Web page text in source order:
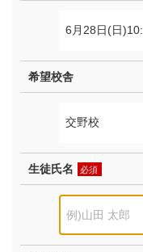
希望校舎
生徒氏名 必須